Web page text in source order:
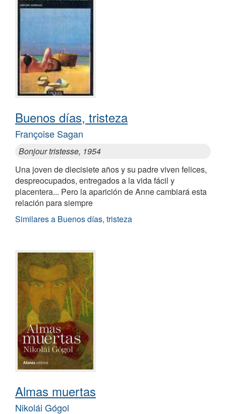
Buenos días, tristeza
Françoise Sagan
Bonjour tristesse, 1954
Una joven de diecisiete años y su padre viven felices,
despreocupados, entregados a la vida fácil y
placentera... Pero la aparición de Anne cambiará esta
relación para siempre
Similares a Buenos días, tristeza
Almas muertas
Nikolái Gógol